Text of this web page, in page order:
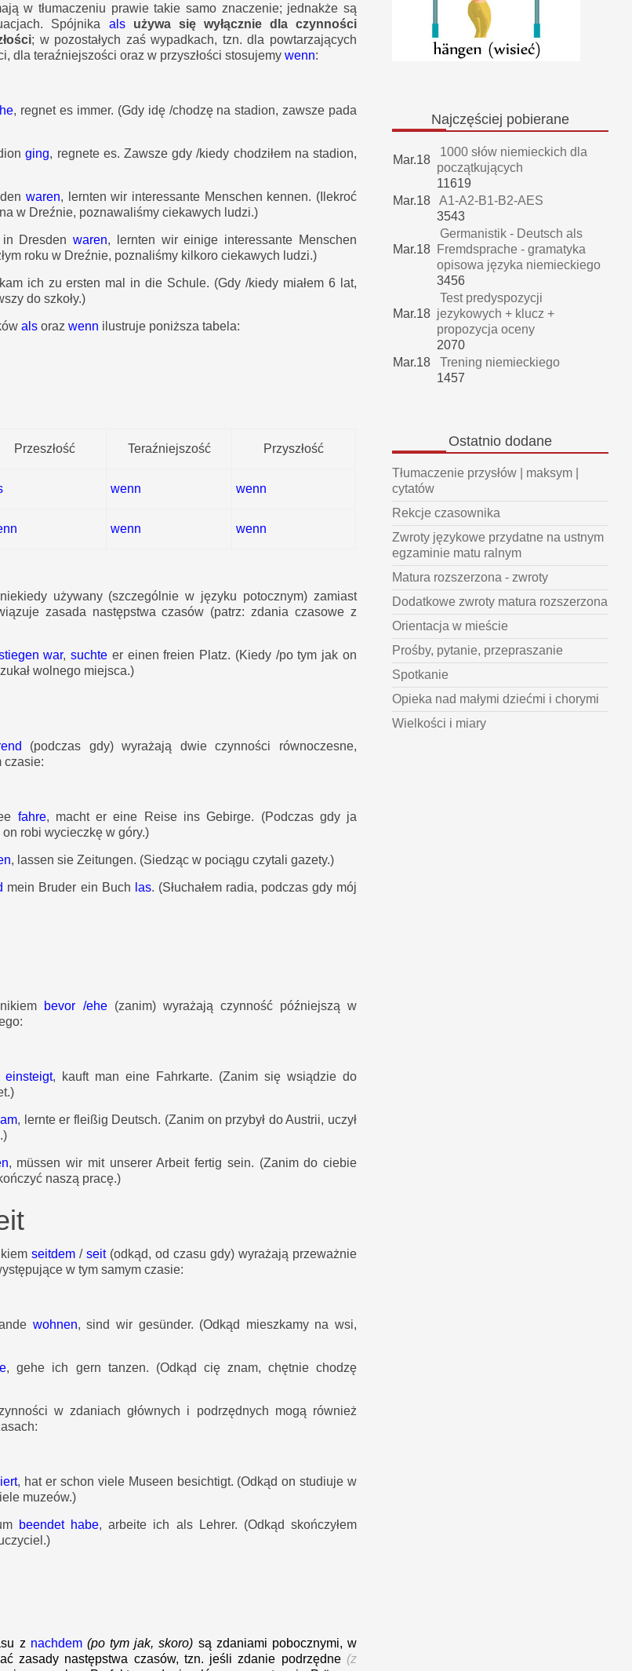
w tłumaczeniu prawie takie samo znaczenie; jednakże są
Spójnika als używa się wyłącznie dla czynności
; w pozostałych zaś wypadkach, tzn. dla powtarzających
dla teraźniejszości oraz w przyszłości stosujemy wenn:
, regnet es immer. (Gdy idę /chodzę na stadion, zawsze pada
ging, regnete es. Zawsze gdy /kiedy chodziłem na stadion,
waren, lernten wir interessante Menschen kennen. (Ilekroć
w Dreźnie, poznawaliśmy ciekawych ludzi.)
in Dresdenwaren, lernten wir einige interessante Menschen
roku w Dreźnie, poznaliśmy kilkoro ciekawych ludzi.)
ich zu ersten mal in die Schule. (Gdy /kiedy miałem 6 lat,
do szkoły.)
als oraz wenn ilustruje poniższa tabela:
Przeszłość Teraźniejszość Przyszłość
wenn wenn
wenn wenn
używany (szczególnie w języku potocznym) zamiast
zasada następstwa czasów (patrz: zdania czasowe z
war,suchte er einen freien Platz. (Kiedy /po tym jak on
wolnego miejsca.)
(podczas gdy) wyrażają dwie czynności równoczesne,
czasie:
fahre, macht er eine Reise ins Gebirge. (Podczas gdy ja
robi wycieczkę w góry.)
, lassen sie Zeitungen. (Siedząc w pociągu czytali gazety.)
mein Bruder ein Buch las. (Słuchałem radia, podczas gdy mój
bevor /ehe (zanim) wyrażają czynność późniejszą w
einsteigt, kauft man eine Fahrkarte. (Zanim się wsiądzie do
, lernte er fleißig Deutsch. (Zanim on przybył do Austrii, uczył
, müssen wir mit unserer Arbeit fertig sein. (Zanim do ciebie
naszą pracę.)
seitdem / seit (odkąd, od czasu gdy) wyrażają przeważnie
w tym samym czasie:
wohnen, sind wir gesünder. (Odkąd mieszkamy na wsi,
, gehe ich gern tanzen. (Odkąd cię znam, chętnie chodzę
w zdaniach głównych i podrzędnych mogą również
, hat er schon viele Museen besichtigt. (Odkąd on studiuje w
muzeów.)
beendet habe, arbeite ich als Lehrer. (Odkąd skończyłem
z nachdem (po tym jak, skoro) są zdaniami pobocznymi, w
zasady następstwa czasów, tzn. jeśli zdanie podrzędne (z
Najczęściej pobierane
Mar.18
1000 słów niemieckich dla
początkujących
11619
Mar.18
A1-A2-B1-B2-AES
3543
Mar.18
Germanistik - Deutsch als
Fremdsprache - gramatyka
opisowa języka niemieckiego
3456
Mar.18
Test predyspozycji
jezykowych + klucz +
propozycja oceny
2070
Mar.18
Trening niemieckiego
1457
Ostatnio dodane
Tłumaczenie przysłów | maksym |
cytatów
Rekcje czasownika
Zwroty językowe przydatne na ustnym
egzaminie matu ralnym
Matura rozszerzona - zwroty
Dodatkowe zwroty matura rozszerzona
Orientacja w mieście
Prośby, pytanie, przepraszanie
Spotkanie
Opieka nad małymi dziećmi i chorymi
Wielkości i miary